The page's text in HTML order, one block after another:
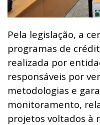
Pela legislação, a
programas de
realizada por
responsáveis por
metodologias e
monitoramento,
projetos voltados à